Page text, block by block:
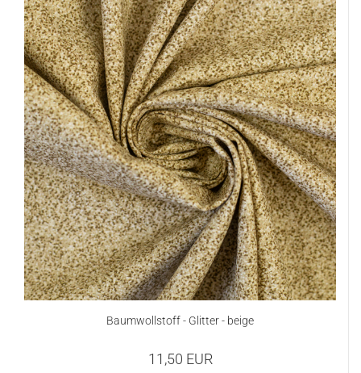
Baumwollstoff - Glitter - beige
11,50 EUR